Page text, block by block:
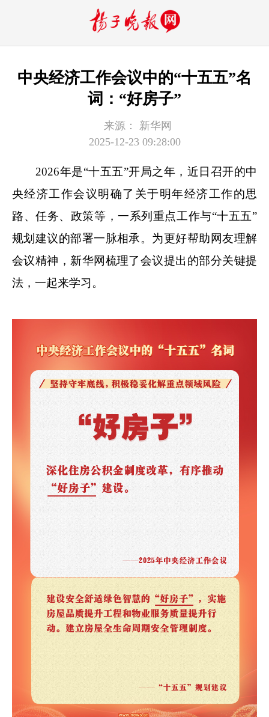
中央经济工作会议中的“十五五”名
词：“好房子”
来源：
新华网
2025-12-23 09:28:00
2026年是“十五五”开局之年，近日召开的中
央经济工作会议明确了关于明年经济工作的思
路、任务、政策等，一系列重点工作与“十五五”
规划建议的部署一脉相承。为更好帮助网友理解
会议精神，新华网梳理了会议提出的部分关键提
法，一起来学习。